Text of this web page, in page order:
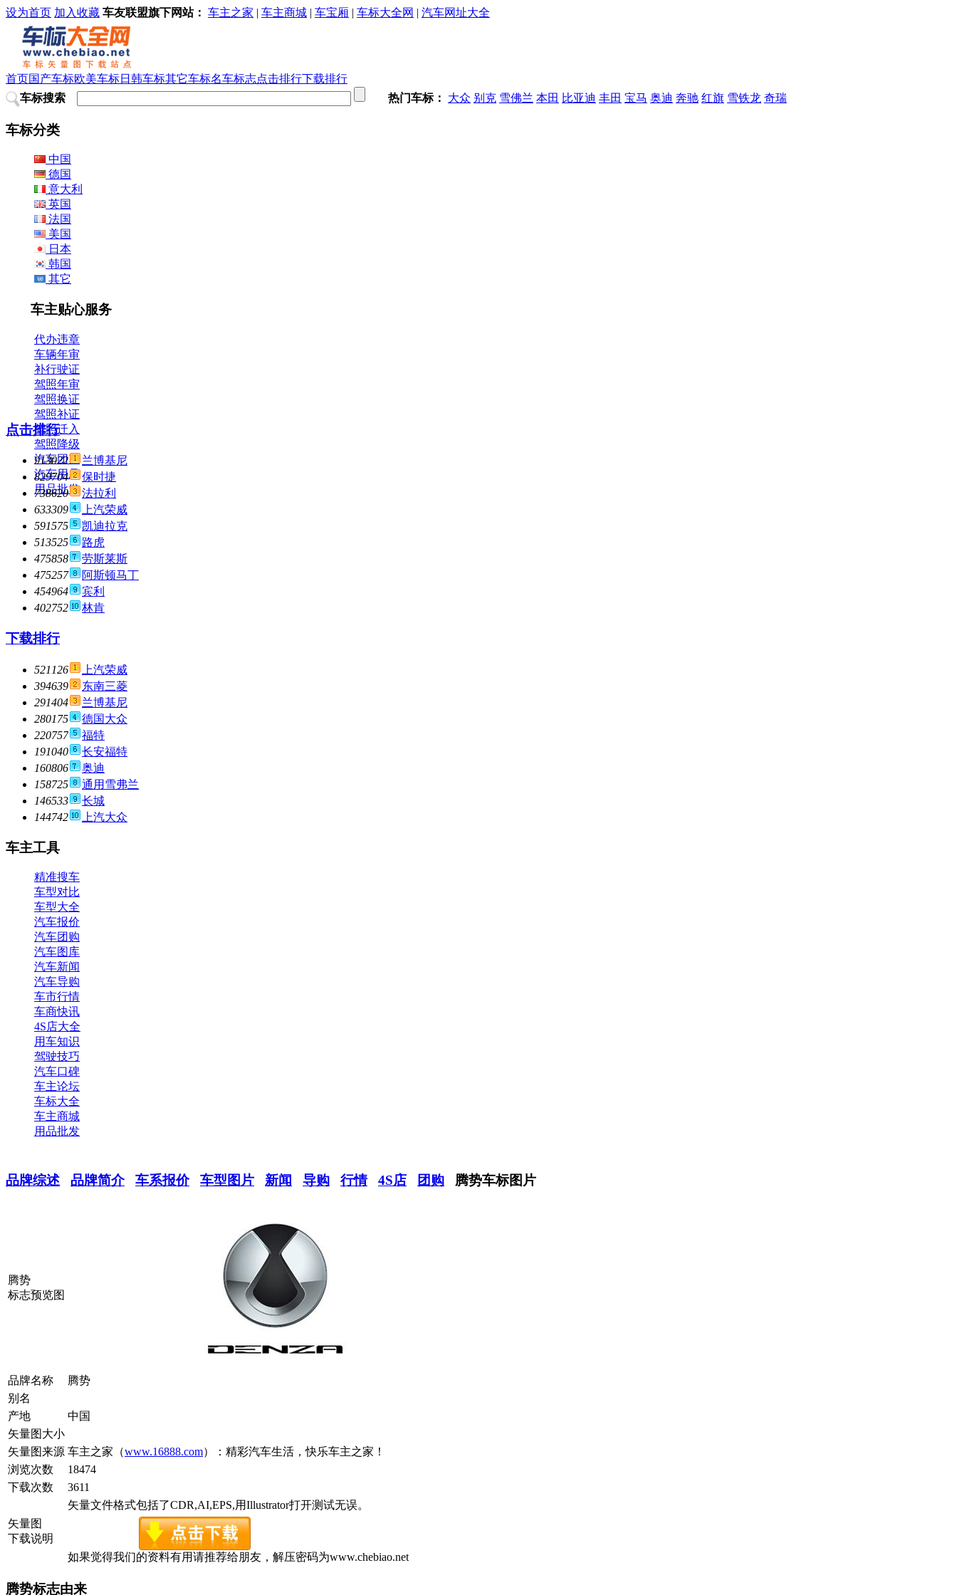
设为首页 加入收藏 车友联盟旗下网站： 车主之家 | 车主商城 | 车宝厢 | 车标大全网 | 汽车网址大全
首页国产车标欧美车标日韩车标其它车标名车标志点击排行下载排行
车标搜索
热门车标： 大众 别克 雪佛兰 本田 比亚迪 丰田 宝马 奥迪 奔驰 红旗 雪铁龙 奇瑞
车标分类
中国
德国
意大利
英国
法国
美国
日本
韩国
其它
车主贴心服务
代办违章
车辆年审
补行驶证
驾照年审
驾照换证
驾照补证
驾照迁入
驾照降级
汽车团购
汽车用品
用品批发
点击排行
913022
兰博基尼
829704
保时捷
738620
法拉利
633309
上汽荣威
591575
凯迪拉克
513525
路虎
475858
劳斯莱斯
475257
阿斯顿马丁
454964
宾利
402752
林肯
下载排行
521126
上汽荣威
394639
东南三菱
291404
兰博基尼
280175
德国大众
220757
福特
191040
长安福特
160806
奥迪
158725
通用雪弗兰
146533
长城
144742
上汽大众
车主工具
精准搜车
车型对比
车型大全
汽车报价
汽车团购
汽车图库
汽车新闻
汽车导购
车市行情
车商快讯
4S店大全
用车知识
驾驶技巧
汽车口碑
车主论坛
车标大全
车主商城
用品批发
品牌综述 品牌简介 车系报价 车型图片 新闻 导购 行情 4S店 团购 腾势车标图片
腾势
标志预览图
品牌名称
腾势
别名
产地
中国
矢量图大小
矢量图来源 车主之家（www.16888.com）：精彩汽车生活，快乐车主之家！
浏览次数
18474
下载次数
3611
矢量图
下载说明
矢量文件格式包括了CDR,AI,EPS,用Illustrator打开测试无误。
如果觉得我们的资料有用请推荐给朋友，解压密码为www.chebiao.net
腾势标志由来